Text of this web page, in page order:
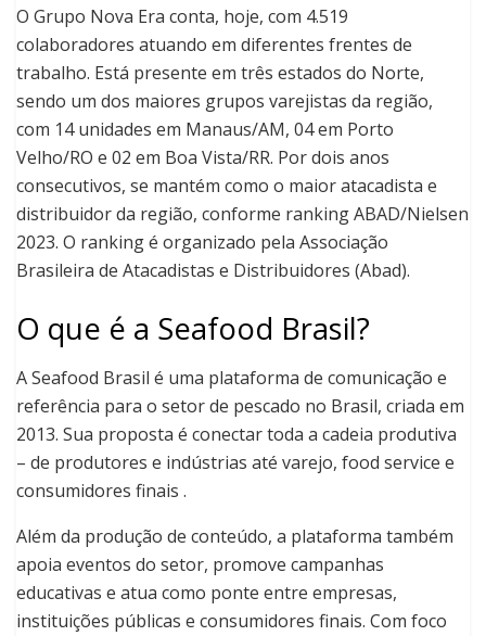
O Grupo Nova Era conta, hoje, com 4.519
colaboradores atuando em diferentes frentes de
trabalho. Está presente em três estados do Norte,
sendo um dos maiores grupos varejistas da região,
com 14 unidades em Manaus/AM, 04 em Porto
Velho/RO e 02 em Boa Vista/RR. Por dois anos
consecutivos, se mantém como o maior atacadista e
distribuidor da região, conforme ranking ABAD/Nielsen
2023. O ranking é organizado pela Associação
Brasileira de Atacadistas e Distribuidores (Abad).
O que é a Seafood Brasil?
A Seafood Brasil é uma plataforma de comunicação e
referência para o setor de pescado no Brasil, criada em
2013. Sua proposta é conectar toda a cadeia produtiva
– de produtores e indústrias até varejo, food service e
consumidores finais .
Além da produção de conteúdo, a plataforma também
apoia eventos do setor, promove campanhas
educativas e atua como ponte entre empresas,
instituições públicas e consumidores finais. Com foco